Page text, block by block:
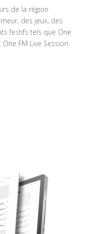
de la région
des jeux, des
festifs tels que One
FM Live Session.